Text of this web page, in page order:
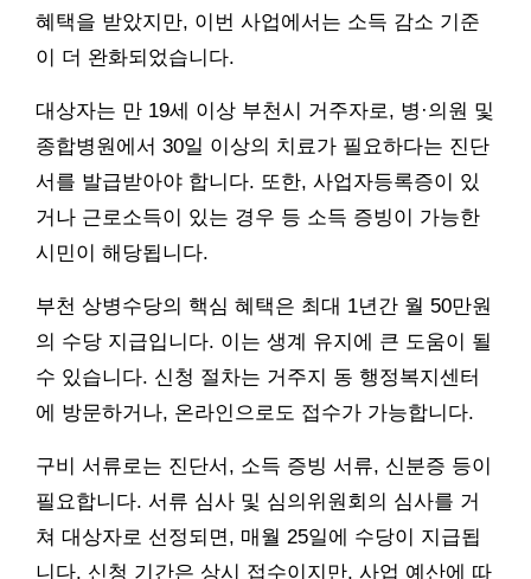
혜택을 받았지만, 이번 사업에서는 소득 감소 기준
이 더 완화되었습니다.
대상자는 만 19세 이상 부천시 거주자로, 병·의원 및
종합병원에서 30일 이상의 치료가 필요하다는 진단
서를 발급받아야 합니다. 또한, 사업자등록증이 있
거나 근로소득이 있는 경우 등 소득 증빙이 가능한
시민이 해당됩니다.
부천 상병수당의 핵심 혜택은 최대 1년간 월 50만원
의 수당 지급입니다. 이는 생계 유지에 큰 도움이 될
수 있습니다. 신청 절차는 거주지 동 행정복지센터
에 방문하거나, 온라인으로도 접수가 가능합니다.
구비 서류로는 진단서, 소득 증빙 서류, 신분증 등이
필요합니다. 서류 심사 및 심의위원회의 심사를 거
쳐 대상자로 선정되면, 매월 25일에 수당이 지급됩
니다. 신청 기간은 상시 접수이지만, 사업 예산에 따